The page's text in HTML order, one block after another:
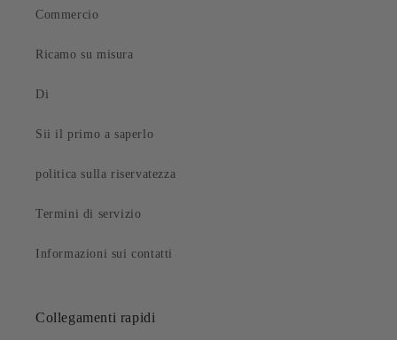
Commercio
Ricamo su misura
Di
Sii il primo a saperlo
politica sulla riservatezza
Termini di servizio
Informazioni sui contatti
Collegamenti rapidi